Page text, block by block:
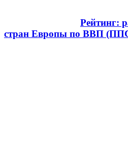
Рейтинг:
стран Европы по ВВП